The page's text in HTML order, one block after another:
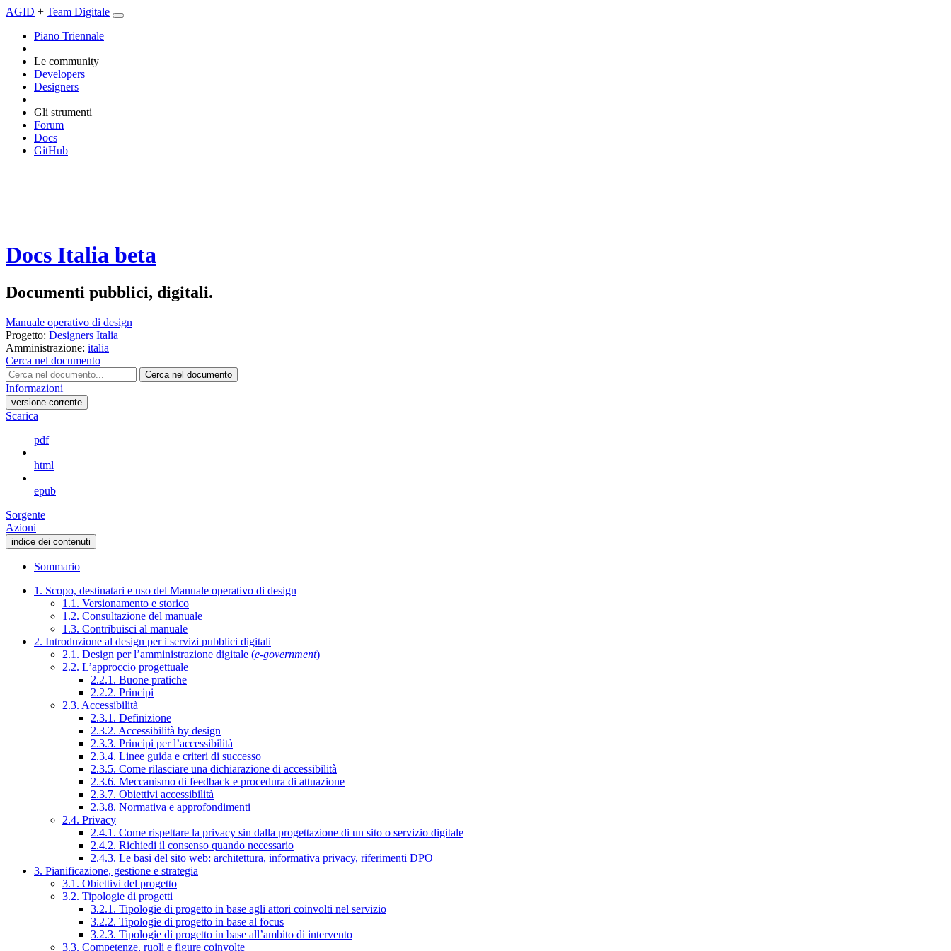
AGID + Team Digitale
Piano Triennale
Le community
Developers
Designers
Gli strumenti
Forum
Docs
GitHub
Docs Italia beta
Documenti pubblici, digitali.
Manuale operativo di design
Progetto: Designers Italia
Amministrazione: italia
Cerca nel documento
Cerca nel documento
Informazioni
versione-corrente
Scarica
pdf
html
epub
Sorgente
Azioni
indice dei contenuti
Sommario
1. Scopo, destinatari e uso del Manuale operativo di design
1.1. Versionamento e storico
1.2. Consultazione del manuale
1.3. Contribuisci al manuale
2. Introduzione al design per i servizi pubblici digitali
2.1. Design per l’amministrazione digitale (e-government)
2.2. L’approccio progettuale
2.2.1. Buone pratiche
2.2.2. Principi
2.3. Accessibilità
2.3.1. Definizione
2.3.2. Accessibilità by design
2.3.3. Principi per l’accessibilità
2.3.4. Linee guida e criteri di successo
2.3.5. Come rilasciare una dichiarazione di accessibilità
2.3.6. Meccanismo di feedback e procedura di attuazione
2.3.7. Obiettivi accessibilità
2.3.8. Normativa e approfondimenti
2.4. Privacy
2.4.1. Come rispettare la privacy sin dalla progettazione di un sito o servizio digitale
2.4.2. Richiedi il consenso quando necessario
2.4.3. Le basi del sito web: architettura, informativa privacy, riferimenti DPO
3. Pianificazione, gestione e strategia
3.1. Obiettivi del progetto
3.2. Tipologie di progetti
3.2.1. Tipologie di progetto in base agli attori coinvolti nel servizio
3.2.2. Tipologie di progetto in base al focus
3.2.3. Tipologie di progetto in base all’ambito di intervento
3.3. Competenze, ruoli e figure coinvolte